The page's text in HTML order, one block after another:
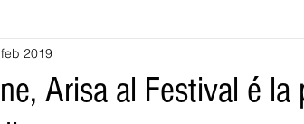
Arisa al Festival é la
2019